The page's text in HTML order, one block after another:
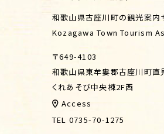
和歌山県古座川町の観光案内
Kozagawa Town Tourism
〒649-4103
和歌山県東牟婁郡古座川町直
くれあそび中央棟2F西
Access
TEL 0735-70-1275